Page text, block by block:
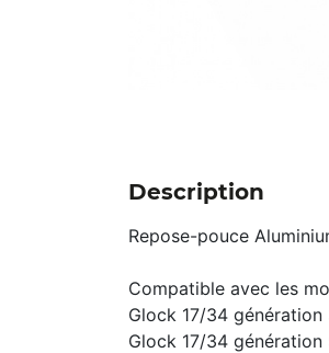
Description
Repose-pouce
Compatible avec les
Glock 17/34
Glock 17/34